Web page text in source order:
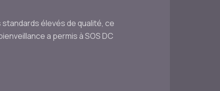
élevés de qualité, ce
a permis à SOS DC